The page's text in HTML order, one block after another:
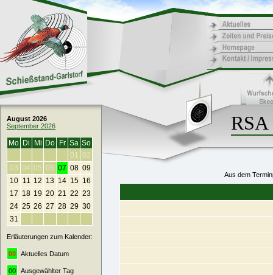
August 2026
September 2026
Mo Di Mi Do Fr Sa So
01 02
03 04 05 06 07 08 09
10
11 12 13 14 15 16
17 18 19 20 21 22 23
24 25 26 27 28 29 30
31
Erläuterungen zum Kalender:
00 Aktuelles Datum
00 Ausgewählter Tag
RSA
Aus dem